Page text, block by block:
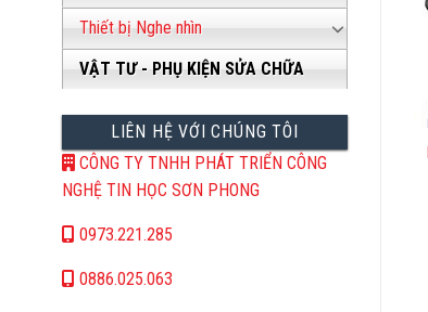
Thiết bị Nghe nhìn
VẬT TƯ - PHỤ KIỆN SỬA CHỮA
LIÊN HỆ VỚI CHÚNG TÔI
CÔNG TY TNHH PHÁT TRIỂN CÔNG
NGHỆ TIN HỌC SƠN PHONG
0973.221.285
0886.025.063